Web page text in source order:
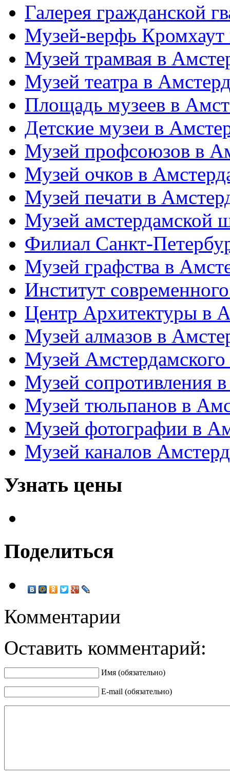
Галерея гражданской
Музей-верфь
Музей трамвая в
Музей театра в
Площадь музеев в
Детские музеи в
Музей профсоюзов в
Музей очков в
Музей печати в
Музей амстердамской
Филиал Санкт-
Музей графства в
Институт
Центр Архитектуры в
Музей алмазов в
Музей Амстердамского
Музей сопротивления
Музей тюльпанов в
Музей фотографии в
Музей каналов
Узнать цены
Поделиться
Комментарии
Оставить комментарий:
Имя (обязательно)
E-mail (обязательно)